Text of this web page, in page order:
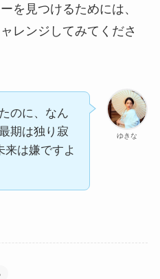
を見つけるためには、
レンジしてみてくださ
ゆきな
のに、なん
期は独り寂
来は嫌ですよ